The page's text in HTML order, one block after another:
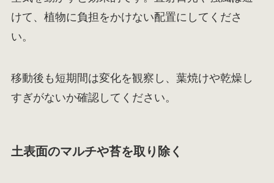
けて、植物に負担をかけない配置にしてくださ
い。
移動後も短期間は変化を観察し、葉焼けや乾燥し
すぎがないか確認してください。
土表面のマルチや苔を取り除く